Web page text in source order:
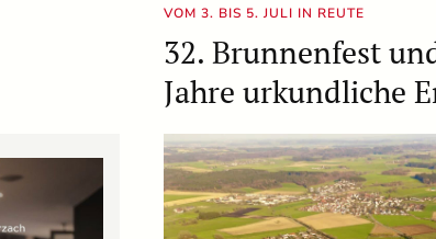
VOM 3. BIS 5. JULI IN REUTE
32. Brunnenfest
Jahre urkundliche